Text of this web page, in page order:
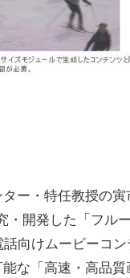
ー・特任教授の寅
・開発した「フル
向けムービーコン
な「高速・高品質